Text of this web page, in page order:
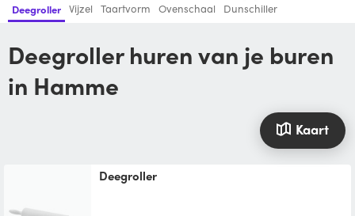
Deegroller Vijzel Taartvorm Ovenschaal Dunschiller
Deegroller huren van je buren
in Hamme
Kaart
Deegroller